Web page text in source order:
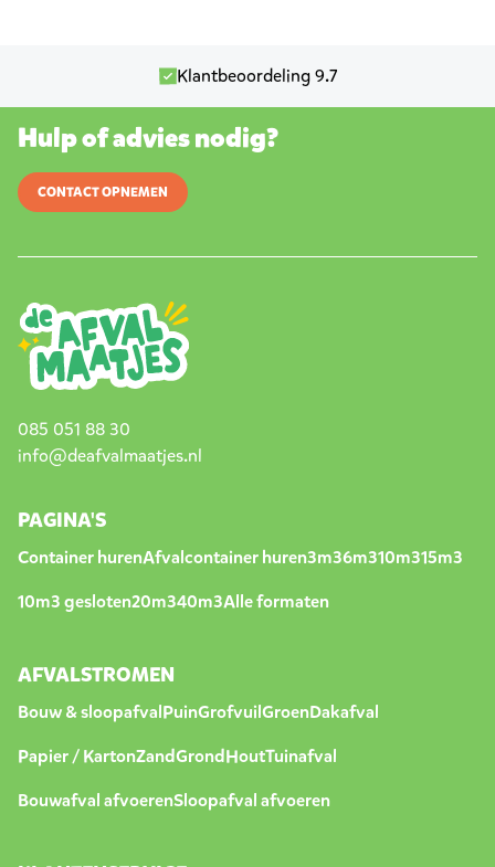
Klantbeoordeling 9.7
Hulp of advies nodig?
CONTACT OPNEMEN
085 051 88 30
info@deafvalmaatjes.nl
PAGINA'S
Container hurenAfvalcontainer huren3m36m310m315m3
10m3 gesloten20m340m3Alle formaten
AFVALSTROMEN
Bouw & sloopafvalPuinGrofvuilGroenDakafval
Papier / KartonZandGrondHoutTuinafval
Bouwafval afvoerenSloopafval afvoeren